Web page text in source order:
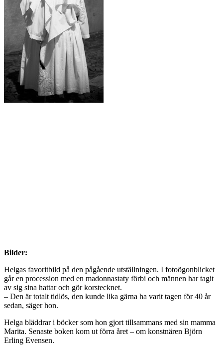
Bilder:
Helgas favoritbild på den pågående utställningen. I fotoögonblicket
går en procession med en madonnastaty förbi och männen har tagit
av sig sina hattar och gör korstecknet.
– Den är totalt tidlös, den kunde lika gärna ha varit tagen för 40 år
sedan, säger hon.
Helga bläddrar i böcker som hon gjort tillsammans med sin mamma
Marita. Senaste boken kom ut förra året – om konstnären Björn
Erling Evensen.